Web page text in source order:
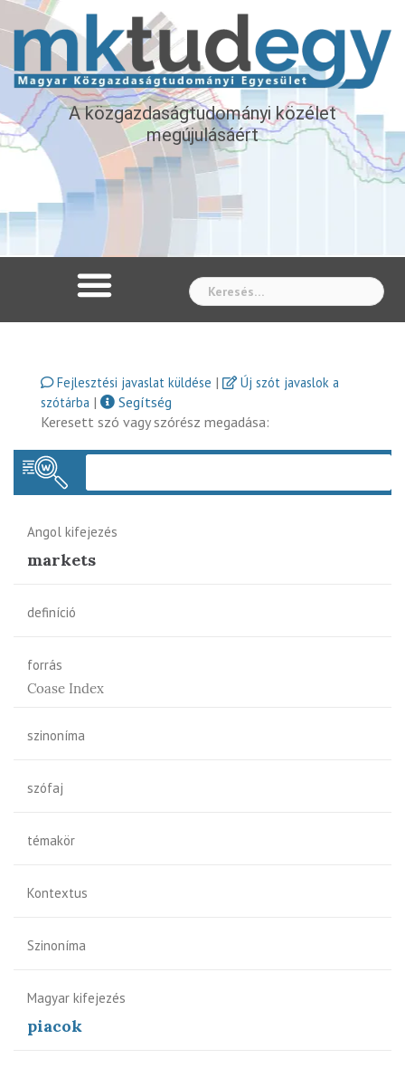
A közgazdaságtudományi közélet
megújulásáért
Fejlesztési javaslat küldése |
Új szót javaslok a
szótárba |
Segítség
Keresett szó vagy szórész megadása:
Angol kifejezés
markets
definíció
forrás
Coase Index
szinoníma
szófaj
témakör
Kontextus
Szinoníma
Magyar kifejezés
piacok